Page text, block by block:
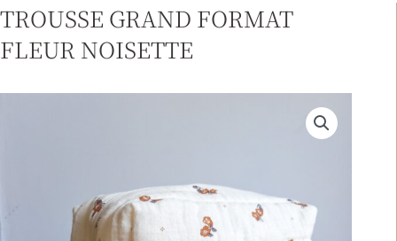
TROUSSE GRAND FORMAT
FLEUR NOISETTE